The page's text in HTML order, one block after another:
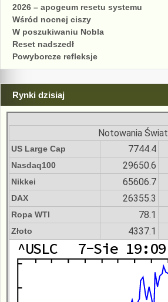
2026 – apogeum resetu systemu
Wśród nocnej ciszy
W poszukiwaniu Nobla
Reset nadszedł
Powyborcze refleksje
Rynki dzisiaj
Notowania Świat
US Large Cap 7744.4
Nasdaq100 29650.6
Nikkei 65606.7
DAX 26355.3
Ropa WTI 78.1
Złoto 4337.1